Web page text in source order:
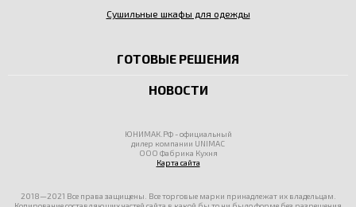
Сушильные шкафы для одежды
ГОТОВЫЕ РЕШЕНИЯ
НОВОСТИ
ЮНИМАК.РФ - официальный
дилер компании UNIMAC
ООО Фабрика Кухня
Карта сайта
2018—2021 Все права защищены. Все торговые марки принадлежат их владельцам.